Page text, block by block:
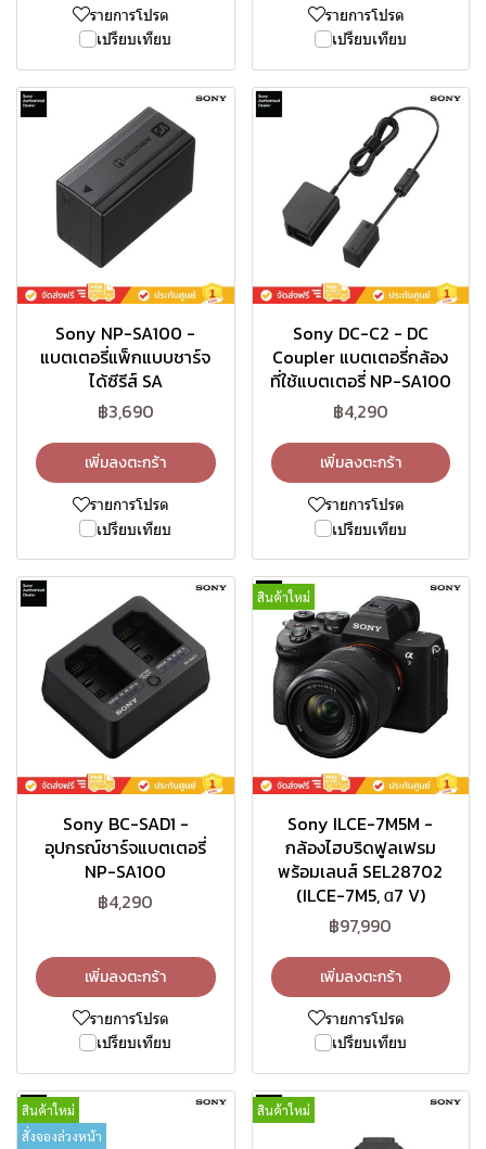
รายการโปรด
เปรียบเทียบ
รายการโปรด
เปรียบเทียบ
Sony NP-SA100 -
แบตเตอรี่แพ็กแบบชาร์จ
ได้ซีรีส์ SA
฿3,690
เพิ่มลงตะกร้า
รายการโปรด
เปรียบเทียบ
Sony DC-C2 - DC
Coupler แบตเตอรี่กล้อง
ที่ใช้แบตเตอรี่ NP-SA100
฿4,290
เพิ่มลงตะกร้า
รายการโปรด
เปรียบเทียบ
Sony BC-SAD1 -
อุปกรณ์ชาร์จแบตเตอรี่
NP-SA100
฿4,290
เพิ่มลงตะกร้า
รายการโปรด
เปรียบเทียบ
สินค้าใหม่
Sony ILCE-7M5M -
กล้องไฮบริดฟูลเฟรม
พร้อมเลนส์ SEL28702
(ILCE-7M5, α7 V)
฿97,990
เพิ่มลงตะกร้า
รายการโปรด
เปรียบเทียบ
สินค้าใหม่
สั่งจองล่วงหน้า
สินค้าใหม่